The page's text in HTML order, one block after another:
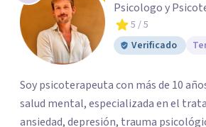
Psicologo y
5 / 5
Verificado
Soy psicoterapeuta con más de 10
salud mental, especializada en el
ansiedad, depresión, trauma